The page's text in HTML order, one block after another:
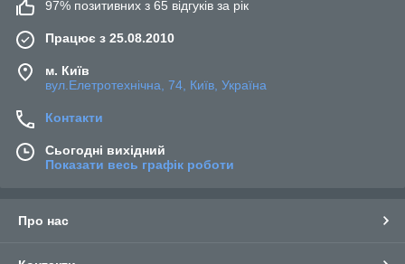
97% позитивних з 65 відгуків за рік
Працює з 25.08.2010
м. Київ
вул.Елетротехнічна, 74, Київ, Україна
Контакти
Сьогодні вихідний
Показати весь графік роботи
Про нас